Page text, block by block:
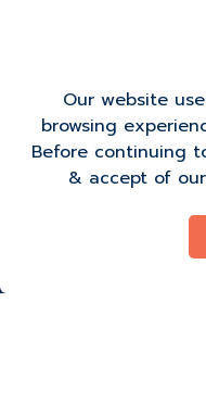
Our website
browsing
Before continuing
& accept of our